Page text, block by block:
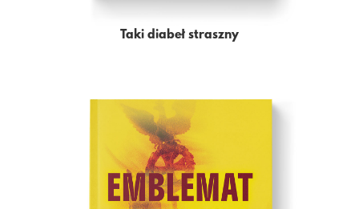
Taki diabeł straszny